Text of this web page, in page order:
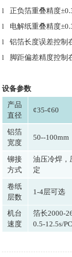
l 正负箔重叠精度
l 电解纸重叠精度
l 铝箔长度误差控制
l 脚距偏差精度控制
设备参数
产品
直径
¢35-¢60
铝箔
宽度
50--100mm
铆接
方式
油压冷焊，
定
卷纸
层数
1-4层可选
机台
速度
箔长2000-
0.5-12.5s/